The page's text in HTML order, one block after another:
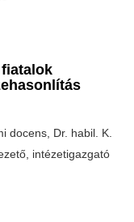
docens, Dr. habil. K.
intézetigazgató